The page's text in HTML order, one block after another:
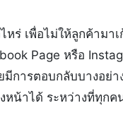
ร่ เพื่อไม่ให้ลูกค้ามาเ
Page หรือ
การตอบกลับบางอย่า
หน้าได้ ระหว่างที่ทุกค